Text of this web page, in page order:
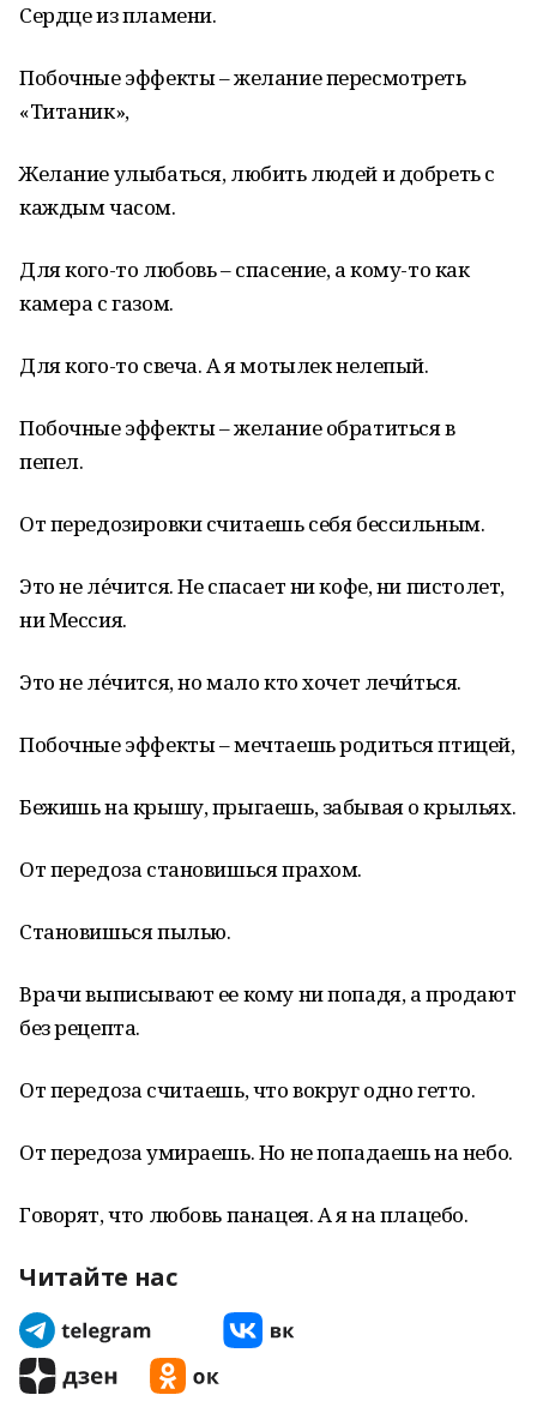
Сердце из пламени.
Побочные эффекты – желание пересмотреть
«Титаник»,
Желание улыбаться, любить людей и добреть с
каждым часом.
Для кого-то любовь – спасение, а кому-то как
камера с газом.
Для кого-то свеча. А я мотылек нелепый.
Побочные эффекты – желание обратиться в
пепел.
От передозировки считаешь себя бессильным.
Это не ле́чится. Не спасает ни кофе, ни пистолет,
ни Мессия.
Это не ле́чится, но мало кто хочет лечи́ться.
Побочные эффекты – мечтаешь родиться птицей,
Бежишь на крышу, прыгаешь, забывая о крыльях.
От передоза становишься прахом.
Становишься пылью.
Врачи выписывают ее кому ни попадя, а продают
без рецепта.
От передоза считаешь, что вокруг одно гетто.
От передоза умираешь. Но не попадаешь на небо.
Говорят, что любовь панацея. А я на плацебо.
Читайте нас